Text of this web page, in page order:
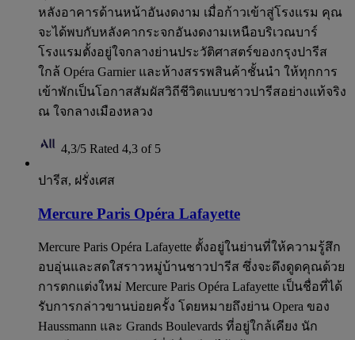
หลังอาคารด้านหน้าอันงดงาม เมื่อก้าวเข้าสู่โรงแรม คุณ
จะได้พบกับหลังคากระจกอันงดงามเหนือบริเวณบาร์
โรงแรมตั้งอยู่ใจกลางย่านประวัติศาสตร์ของกรุงปารีส
ใกล้ Opéra Garnier และห้างสรรพสินค้าชั้นนำ ให้ทุกการ
เข้าพักเป็นโอกาสสัมผัสวิถีชีวิตแบบชาวปารีสอย่างแท้จริง
ณ ใจกลางเมืองหลวง
4,3/5 Rated 4,3 of 5
ปารีส, ฝรั่งเศส
Mercure Paris Opéra Lafayette
Mercure Paris Opéra Lafayette ตั้งอยู่ในย่านที่ให้ความรู้สึก
อบอุ่นและสดใสราวหมู่บ้านชาวปารีส ซึ่งจะดึงดูดคุณด้วย
การตกแต่งใหม่ Mercure Paris Opéra Lafayette เป็นชื่อที่ได้
รับการกล่าวขานบ่อยครั้ง โดยหมายถึงย่าน Opera ของ
Haussmann และ Grands Boulevards ที่อยู่ใกล้เคียง นัก